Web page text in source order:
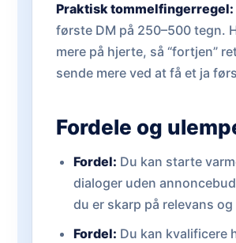
Praktisk tommelfingerregel:
første DM på 250–500 tegn.
mere på hjerte, så “fortjen”
sende mere ved at få et ja
Fordele og
Fordel: Du kan starte
dialoger uden
du er skarp på relevans
Fordel: Du kan kvalificere